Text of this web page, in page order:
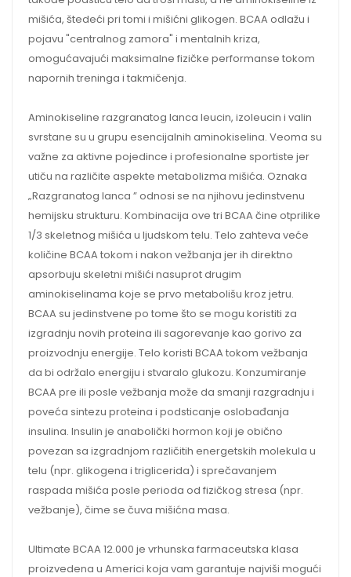
mišića, štedeći pri tomi i mišićni glikogen. BCAA odlažu i
pojavu "centralnog zamora" i mentalnih kriza,
omogućavajući maksimalne fizičke performanse tokom
napornih treninga i takmičenja.
Aminokiseline razgranatog lanca leucin, izoleucin i valin
svrstane su u grupu esencijalnih aminokiselina. Veoma su
važne za aktivne pojedince i profesionalne sportiste jer
utiču na različite aspekte metabolizma mišića. Oznaka
„Razgranatog lanca ” odnosi se na njihovu jedinstvenu
hemijsku strukturu. Kombinacija ove tri BCAA čine otprilike
1/3 skeletnog mišića u ljudskom telu. Telo zahteva veće
količine BCAA tokom i nakon vežbanja jer ih direktno
apsorbuju skeletni mišići nasuprot drugim
aminokiselinama koje se prvo metabolišu kroz jetru.
BCAA su jedinstvene po tome što se mogu koristiti za
izgradnju novih proteina ili sagorevanje kao gorivo za
proizvodnju energije. Telo koristi BCAA tokom vežbanja
da bi održalo energiju i stvaralo glukozu. Konzumiranje
BCAA pre ili posle vežbanja može da smanji razgradnju i
poveća sintezu proteina i podsticanje oslobađanja
insulina. Insulin je anabolički hormon koji je obično
povezan sa izgradnjom različitih energetskih molekula u
telu (npr. glikogena i triglicerida) i sprečavanjem
raspada mišića posle perioda od fizičkog stresa (npr.
vežbanje), čime se čuva mišićna masa.
Ultimate BCAA 12.000 je vrhunska farmaceutska klasa
proizvedena u Americi koja vam garantuje najviši mogući